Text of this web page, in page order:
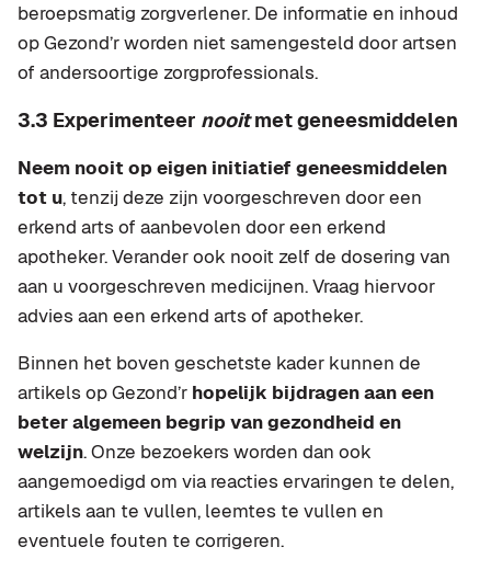
beroepsmatig zorgverlener. De informatie en inhoud
op Gezond’r worden niet samengesteld door artsen
of andersoortige zorgprofessionals.
3.3 Experimenteer nooitmet geneesmiddelen
Neem nooit op eigen initiatief geneesmiddelen
tot u, tenzij deze zijn voorgeschreven door een
erkend arts of aanbevolen door een erkend
apotheker. Verander ook nooit zelf de dosering van
aan u voorgeschreven medicijnen. Vraag hiervoor
advies aan een erkend arts of apotheker.
Binnen het boven geschetste kader kunnen de
artikels op Gezond’r hopelijk bijdragen aan een
beter algemeen begrip van gezondheid en
welzijn. Onze bezoekers worden dan ook
aangemoedigd om via reacties ervaringen te delen,
artikels aan te vullen, leemtes te vullen en
eventuele fouten te corrigeren.